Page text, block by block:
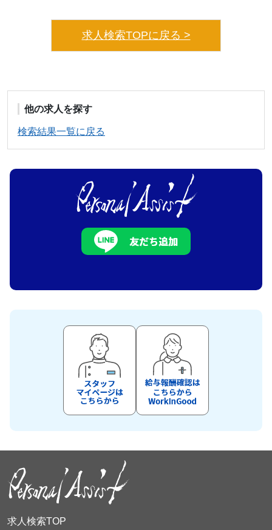
求人検索TOPに戻る >
他の求人を探す
検索結果一覧に戻る
求人検索TOP